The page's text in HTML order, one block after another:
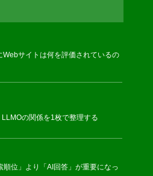
Webサイトは何を評価されているの
LLMOの関係を1枚で整理する
順位」より「AI回答」が重要になっ